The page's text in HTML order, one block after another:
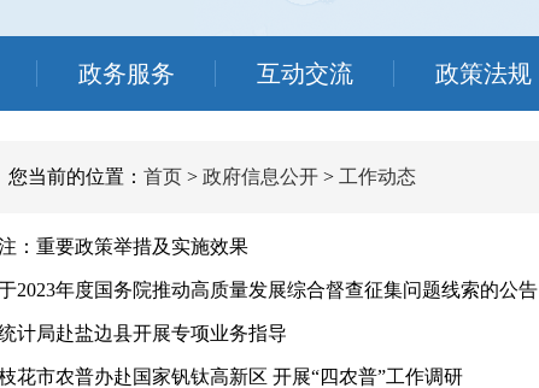
政务服务 互动交流 政策法规
您当前的位置： 首页 > 政府信息公开 > 工作动态
：重要政策举措及实施效果
2023年度国务院推动高质量发展综合督查征集问题线索的公告
计局赴盐边县开展专项业务指导
花市农普办赴国家钒钛高新区 开展“四农普”工作调研